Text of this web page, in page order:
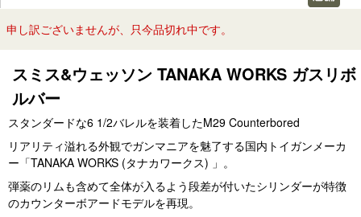
申し訳ございませんが、只今品切れ中です。
スミス&ウェッソン TANAKA WORKS ガスリボ
ルバー
スタンダードな6 1/2バレルを装着したM29 Counterbored
リアリティ溢れる外観でガンマニアを魅了する国内トイガンメーカ
ー「TANAKA WORKS (タナカワークス) 」。
弾薬のリムも含めて全体が入るよう段差が付いたシリンダーが特徴
のカウンターボアードモデルを再現。